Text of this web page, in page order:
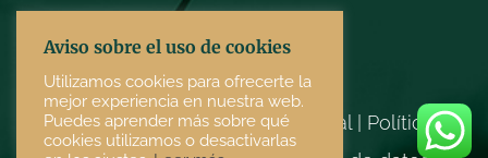
Términos y condiciones|Aviso legal | Política de
Aviso sobre el uso de cookies
Utilizamos cookies para ofrecerte la
mejor experiencia en nuestra web.
Puedes aprender más sobre qué
cookies utilizamos o desactivarlas